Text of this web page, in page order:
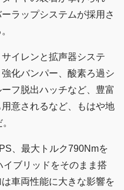
ラップシステムが採用さ
イレンと拡声器システ
化バンパー、酸素ろ過シ
フ脱出ハッチなど、豊富
意されるなど、もはや地
、最大トルク790Nmを
ブリッドをそのまま搭
車両性能に大きな影響を